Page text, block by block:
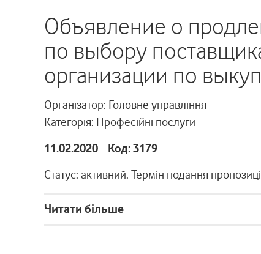
Объявление о
по выбору
организации по
Організатор: Головне управління
Категорія: Професійні послуги
11.02.2020 Код: 3179
Статус: активний. Термін подання
Читати більше